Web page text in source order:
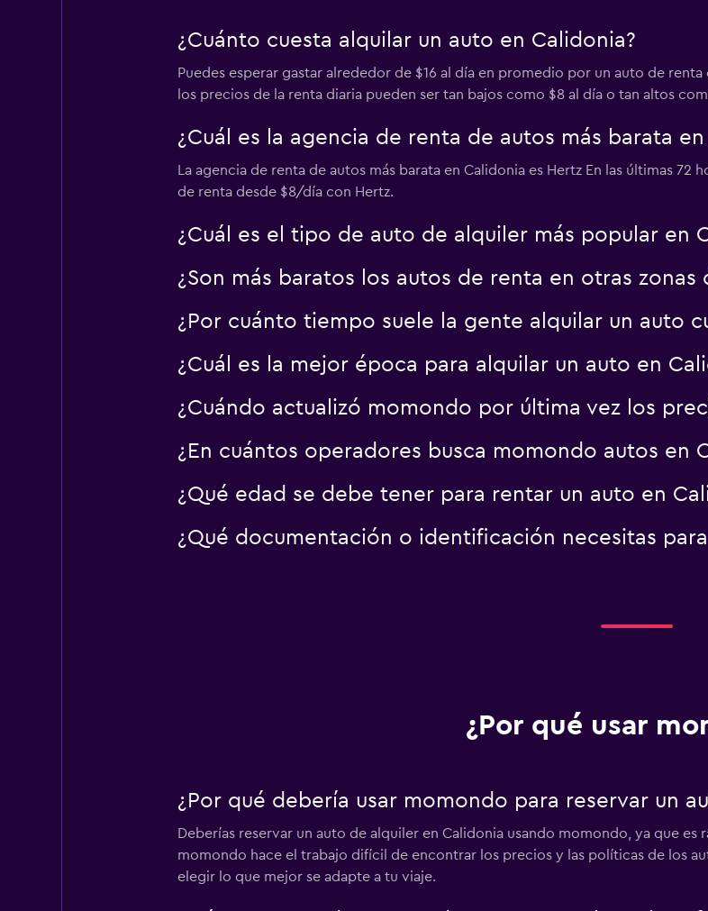
MEXRENTACAR
Ver precios
NU Car
1 punto de alquiler
¿Cuánto cuesta alquilar un auto en Calidonia?
Puedes esperar gastar alrededor de $16 al día en promedio por un auto de
los precios de la renta diaria pueden ser tan bajos como $8 al día o tan altos
¿Cuál es la agencia de renta de autos más barata
La agencia de renta de autos más barata en Calidonia es Hertz En las últimas
de renta desde $8/día con Hertz.
¿Cuál es el tipo de auto de alquiler más popular en
¿Son más baratos los autos de renta en otras zonas
¿Por cuánto tiempo suele la gente alquilar un auto
¿Cuál es la mejor época para alquilar un auto en
¿Cuándo actualizó momondo por última vez los
¿En cuántos operadores busca momondo autos en
¿Qué edad se debe tener para rentar un auto en
¿Qué documentación o identificación necesitas
¿Por qué usar
¿Por qué debería usar momondo para reservar un
Deberías reservar un auto de alquiler en Calidonia usando momondo, ya que
momondo hace el trabajo difícil de encontrar los precios y las políticas de los
elegir lo que mejor se adapte a tu viaje.